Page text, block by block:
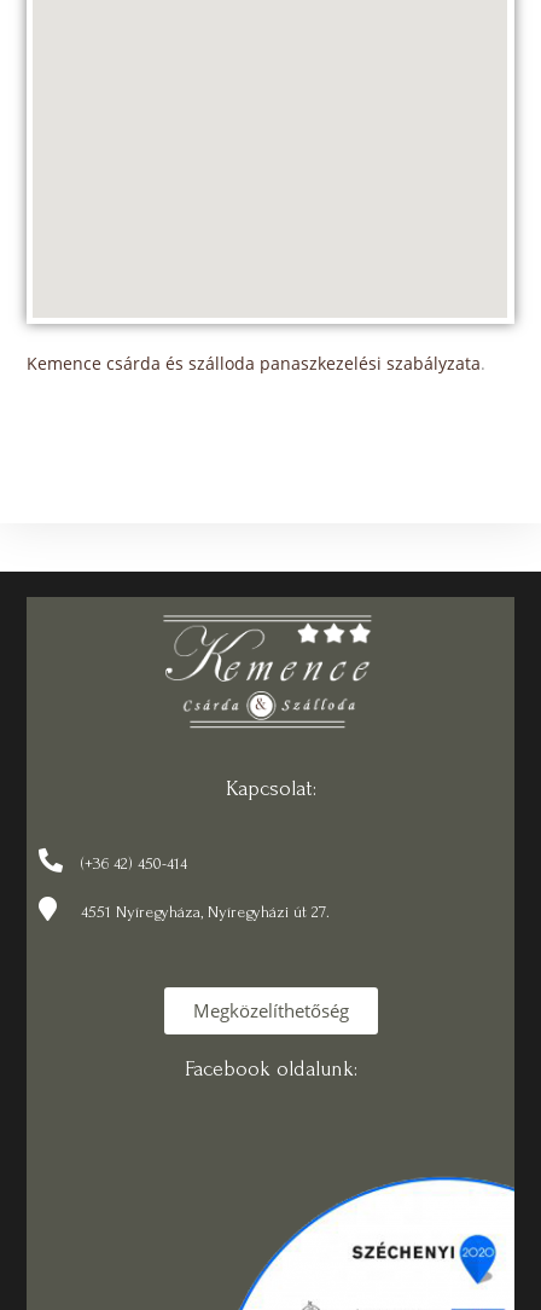
Kemence csárda és szálloda panaszkezelési szabályzata.
Kapcsolat:
(+36 42) 450-414
4551 Nyíregyháza, Nyíregyházi út 27.
Megközelíthetőség
Facebook oldalunk: